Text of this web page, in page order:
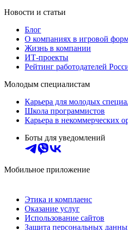
Новости и статьи
Блог
О компаниях в игровой
Жизнь в компании
ИТ-проекты
Рейтинг работодателей
Молодым специалистам
Карьера для молодых
Школа программистов
Карьера в некоммерческих
Боты для уведомлений
Мобильное приложение
Этика и комплаенс
Оказание услуг
Использование сайтов
Защита персональных